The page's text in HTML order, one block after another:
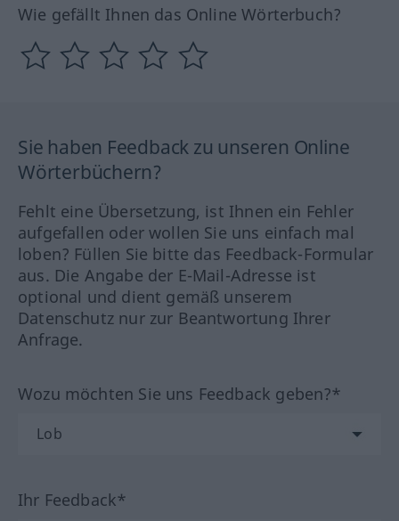
Wie gefällt Ihnen das Online Wörterbuch?
Sie haben Feedback zu unseren Online
Wörterbüchern?
Fehlt eine Übersetzung, ist Ihnen ein Fehler
aufgefallen oder wollen Sie uns einfach mal
loben? Füllen Sie bitte das Feedback-Formular
aus. Die Angabe der E-Mail-Adresse ist
optional und dient gemäß unserem
Datenschutz nur zur Beantwortung Ihrer
Anfrage.
Wozu möchten Sie uns Feedback geben?*
Ihr Feedback*